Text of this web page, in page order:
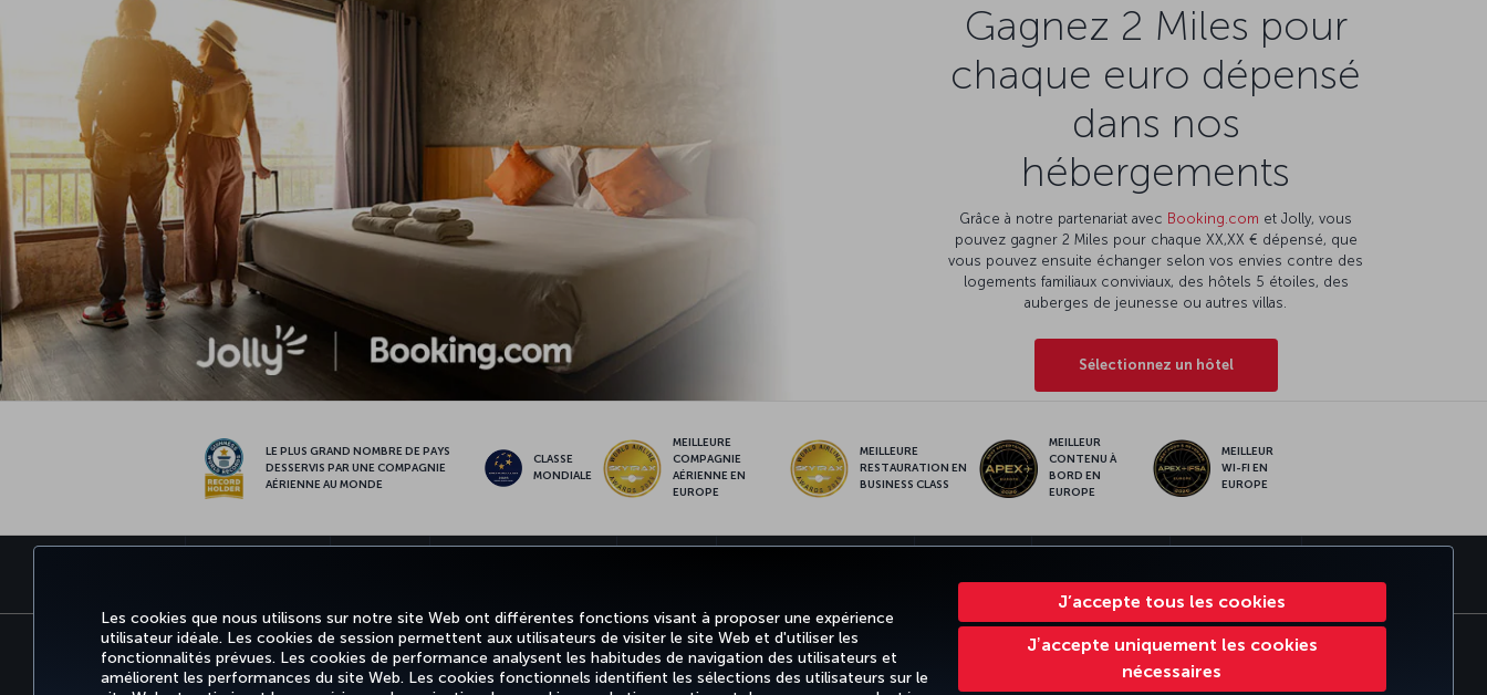
Les cookies que nous utilisons sur notre site Web ont différentes fonctions visant à proposer une expérience
utilisateur idéale. Les cookies de session permettent aux utilisateurs de visiter le site Web et d'utiliser les
fonctionnalités prévues. Les cookies de performance analysent les habitudes de navigation des utilisateurs et
améliorent les performances du site Web. Les cookies fonctionnels identifient les sélections des utilisateurs sur le
J’accepte tous les cookies
Jʼaccepte uniquement les cookies
nécessaires
Gagnez 2 Miles pour
chaque euro dépensé
dans nos
hébergements
Grâce à notre partenariat avec Booking.com et Jolly, vous
pouvez gagner 2 Miles pour chaque XX,XX € dépensé, que
vous pouvez ensuite échanger selon vos envies contre des
logements familiaux conviviaux, des hôtels 5 étoiles, des
auberges de jeunesse ou autres villas.
Sélectionnez un hôtel
LE PLUS GRAND NOMBRE DE PAYS
DESSERVIS PAR UNE COMPAGNIE
AÉRIENNE AU MONDE
CLASSE
MONDIALE
MEILLEURE
COMPAGNIE
AÉRIENNE EN
EUROPE
MEILLEURE
RESTAURATION EN
BUSINESS CLASS
MEILLEUR
CONTENU À
BORD EN
EUROPE
MEILLEUR
WI-FI EN
EUROPE
Informations Légales Accessibilité Confidentialité et cookies Mentions légales Droits des passagers Change Cookie Settings
EU Data Subjects Rights
Tariffs (Canada)
Air Passenger Protection Regulation (Canada) Accessibility Plan and Feedback Process (Canada) Accessibility Plan Progress Report
Accessibility Plan Progress Report 2025